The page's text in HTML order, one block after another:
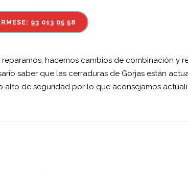
93 013 05 58
reparamos, hacemos cambios de combinación y
saber que las cerraduras de Gorjas están
alto de seguridad por lo que aconsejamos